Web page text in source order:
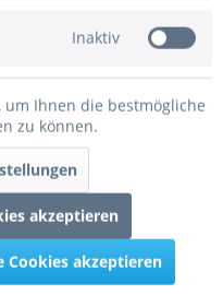
1kg Satin Hellblaumehr
diskutieren...
verfübar......mehr
Inaktiv
um Ihnen die bestmögliche
zu können.
akzeptieren
Cookies akzeptieren